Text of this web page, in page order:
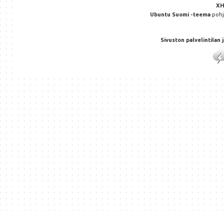
Ubuntu Suomi -teema
Sivuston palvelintilan